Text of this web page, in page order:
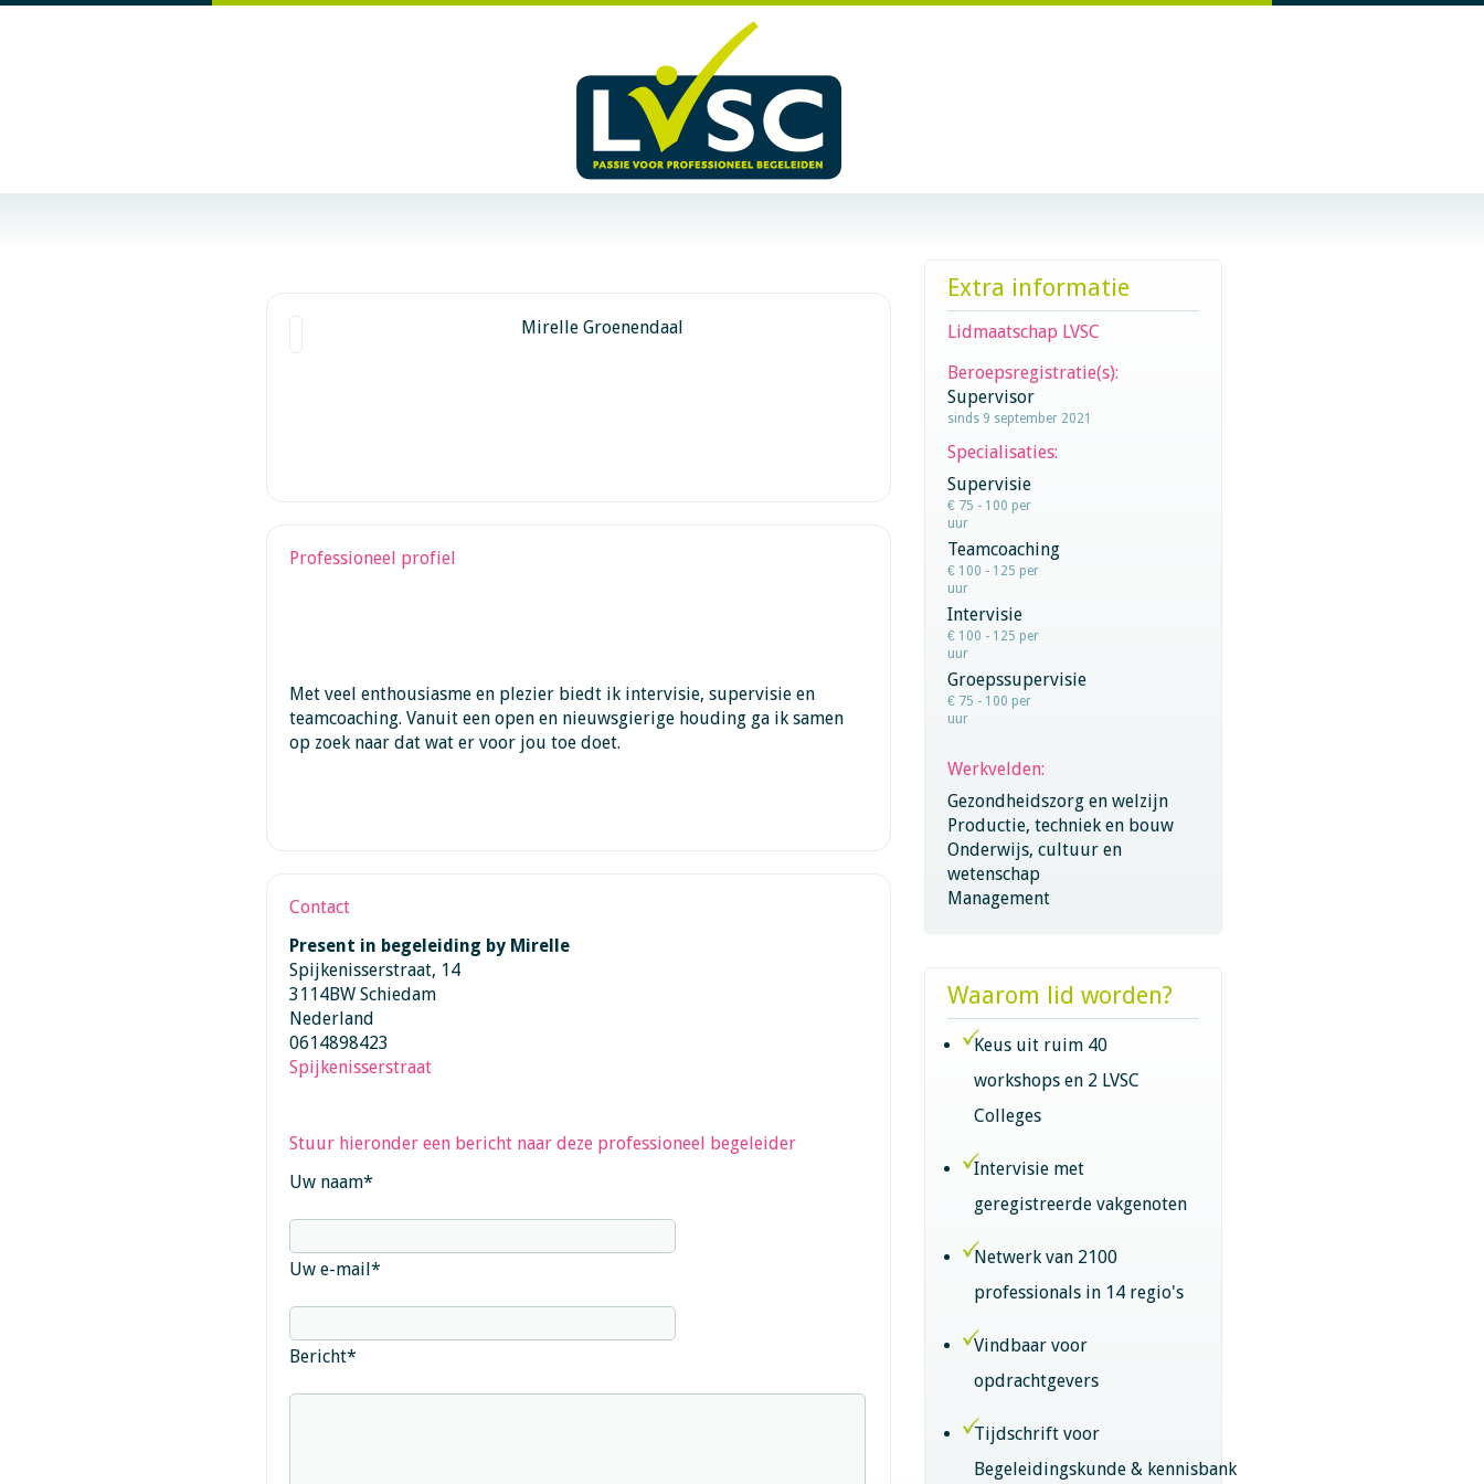
Mirelle Groenendaal
Professioneel profiel
Met veel enthousiasme en plezier biedt ik intervisie, supervisie en
teamcoaching. Vanuit een open en nieuwsgierige houding ga ik samen
op zoek naar dat wat er voor jou toe doet.
Contact
Present in begeleiding by Mirelle
Spijkenisserstraat, 14
3114BW Schiedam
Nederland
0614898423
Spijkenisserstraat
Stuur hieronder een bericht naar deze professioneel begeleider
Uw naam*
Uw e-mail*
Bericht*
Extra informatie
Lidmaatschap LVSC
Beroepsregistratie(s):
Supervisor
sinds 9 september 2021
Specialisaties:
Supervisie
€ 75 - 100 per
uur
Teamcoaching
€ 100 - 125 per
uur
Intervisie
€ 100 - 125 per
uur
Groepssupervisie
€ 75 - 100 per
uur
Werkvelden:
Gezondheidszorg en welzijn
Productie, techniek en bouw
Onderwijs, cultuur en
wetenschap
Management
Waarom lid worden?
Keus uit ruim 40
workshops en 2 LVSC
Colleges
Intervisie met
geregistreerde vakgenoten
Netwerk van 2100
professionals in 14 regio's
Vindbaar voor
opdrachtgevers
Tijdschrift voor
Begeleidingskunde & kennisbank